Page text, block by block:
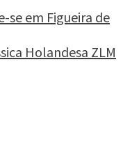
se em Figueira de
Holandesa ZLM